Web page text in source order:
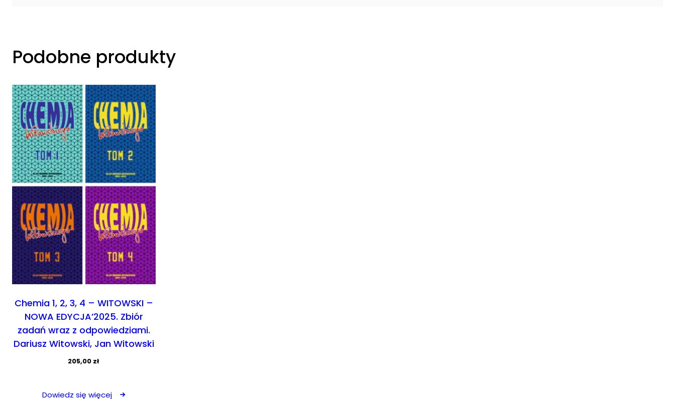
Podobne produkty
Chemia 1, 2, 3, 4 – WITOWSKI –
NOWA EDYCJA’2025. Zbiór
zadań wraz z odpowiedziami.
Dariusz Witowski, Jan Witowski
205,00 zł
Dowiedz się więcej